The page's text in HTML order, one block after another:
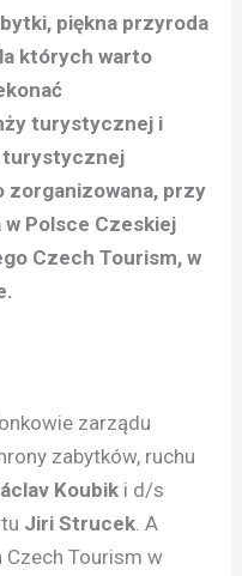
piękna przyroda
których warto
turystycznej i
turystycznej
zorganizowana, przy
Polsce Czeskiej
Czech Tourism, w
zarządu
zabytków, ruchu
Koubik i d/s
Jiri Strucek . A
Tourism w